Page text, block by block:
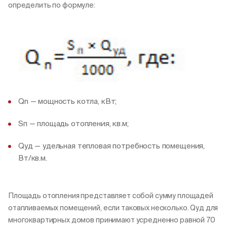
определить по формуле:
Qn — мощность котла, кВт;
Sп — площадь отопления, кв.м;
Qуд — удельная тепловая потребность помещения,
Вт/кв.м.
Площадь отопления представляет собой сумму площадей
отапливаемых помещений, если таковых несколько. Qуд для
многоквартирных домов принимают усредненно равной 70